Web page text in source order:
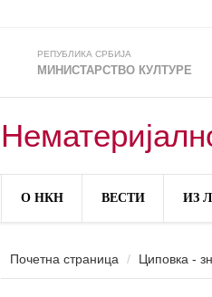
РЕПУБЛИКА СРБИЈА
МИНИСТАРСТВО КУЛТУРЕ
О НКН ВЕСТИ ИЗ
Почетна страница Циповка -